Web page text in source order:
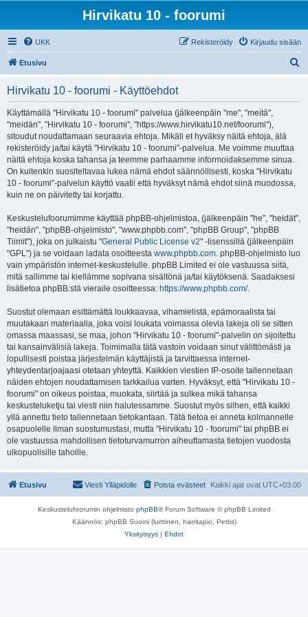
Hirvikatu 10 - foorumi
UKK Kirjaudu sisään
Rekisteröidy
Etusivu
Hirvikatu 10 - foorumi - Käyttöehdot
Käyttämällä "Hirvikatu 10 - foorumi" palvelua (jälkeenpäin "me", "meitä",
"meidän", "Hirvikatu 10 - foorumi", "https://www.hirvikatu10.net/foorumi"),
sitoudut noudattamaan seuraavia ehtoja. Mikäli et hyväksy näitä ehtoja, älä
rekisteröidy ja/tai käytä "Hirvikatu 10 - foorumi"-palvelua. Me voimme muuttaa
näitä ehtoja koska tahansa ja teemme parhaamme informoidaksemme sinua.
On kuitenkin suositeltavaa lukea nämä ehdot säännöllisesti, koska "Hirvikatu
10 - foorumi"-palvelun käyttö vaatii että hyväksyt nämä ehdot siinä muodossa,
kuin ne on päivitetty tai korjattu.
Keskustelufoorumimme käyttää phpBB-ohjelmistoa, (jälkeenpäin "he", "heidät",
"heidän", "phpBB-ohjelmisto", "www.phpbb.com", "phpBB Group", "phpBB
Tiimit"), joka on julkaistu "General Public License v2" -lisenssillä (jälkeenpäin
"GPL") ja se voidaan ladata osoitteesta www.phpbb.com. phpBB-ohjelmisto luo
vain ympäristön internet-keskustelulle. phpBB Limited ei ole vastuussa siitä,
mitä sallimme tai kiellämme sopivana sisältönä ja/tai käytöksenä. Saadaksesi
lisätietoa phpBB:stä vieraile osoitteessa: https://www.phpbb.com/.
Suostut olemaan esittämättä loukkaavaa, vihamielistä, epämoraalista tai
muutakaan materiaalia, joka voisi loukata voimassa olevia lakeja oli se sitten
omassa maassasi, se maa, johon "Hirvikatu 10 - foorumi"-palvelin on sijoitettu
tai kansainvälisiä lakeja. Toimimalla tätä vastoin voidaan sinut välittömästi ja
lopullisesti poistaa järjestelmän käyttäjistä ja tarvittaessa internet-
yhteydentarjoajaasi otetaan yhteyttä. Kaikkien viestien IP-osoite tallennetaan
näiden ehtojen noudattamisen tarkkailua varten. Hyväksyt, että "Hirvikatu 10 -
foorumi" on oikeus poistaa, muokata, siirtää ja sulkea mikä tahansa
keskusteluketju tai viesti niin halutessamme. Suostut myös siihen, että kaikki
yllä annettu tieto tallennetaan tietokantaan. Tätä tietoa ei anneta kolmannelle
osapuolelle ilman suostumustasi, mutta "Hirvikatu 10 - foorumi" tai phpBB ei
ole vastuussa mahdollisen tietoturvamurron aiheuttamasta tietojen vuodosta
ulkopuolisille tahoille.
Etusivu Kaikki ajat ovat UTC+03:00
Poista evästeet
Viesti Ylläpidolle
Keskustelufoorumin ohjelmisto phpBB® Forum Software © phpBB Limited
Käännös: phpBB Suomi (lurttinen, harritapio, Pettis)
Yksityisyys | Ehdot